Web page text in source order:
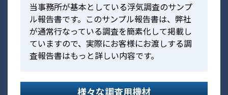
当事務所が基本としている浮気調査のサンプ
ル報告書です。このサンプル報告書は、弊社
が通常行なっている調査を簡素化して掲載し
ていますので、実際にお客様にお渡しする調
査報告書はもっと詳しい内容です。
様々な調査用機材